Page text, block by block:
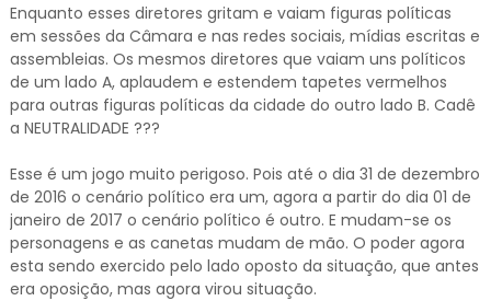
Enquanto esses diretores gritam e vaiam figuras políticas
em sessões da Câmara e nas redes sociais, mídias escritas e
assembleias. Os mesmos diretores que vaiam uns políticos
de um lado A, aplaudem e estendem tapetes vermelhos
para outras figuras políticas da cidade do outro lado B. Cadê
a NEUTRALIDADE ???
Esse é um jogo muito perigoso. Pois até o dia 31 de dezembro
de 2016 o cenário político era um, agora a partir do dia 01 de
janeiro de 2017 o cenário político é outro. E mudam-se os
personagens e as canetas mudam de mão. O poder agora
esta sendo exercido pelo lado oposto da situação, que antes
era oposição, mas agora virou situação.